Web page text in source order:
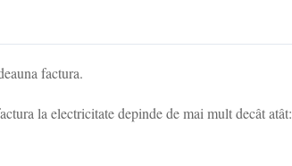
factura.
la electricitate depinde de mai mult decât atât: